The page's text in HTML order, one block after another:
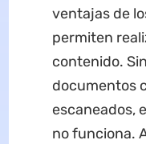
ventajas de
permiten
contenido.
documentos
escaneados,
no funciona.